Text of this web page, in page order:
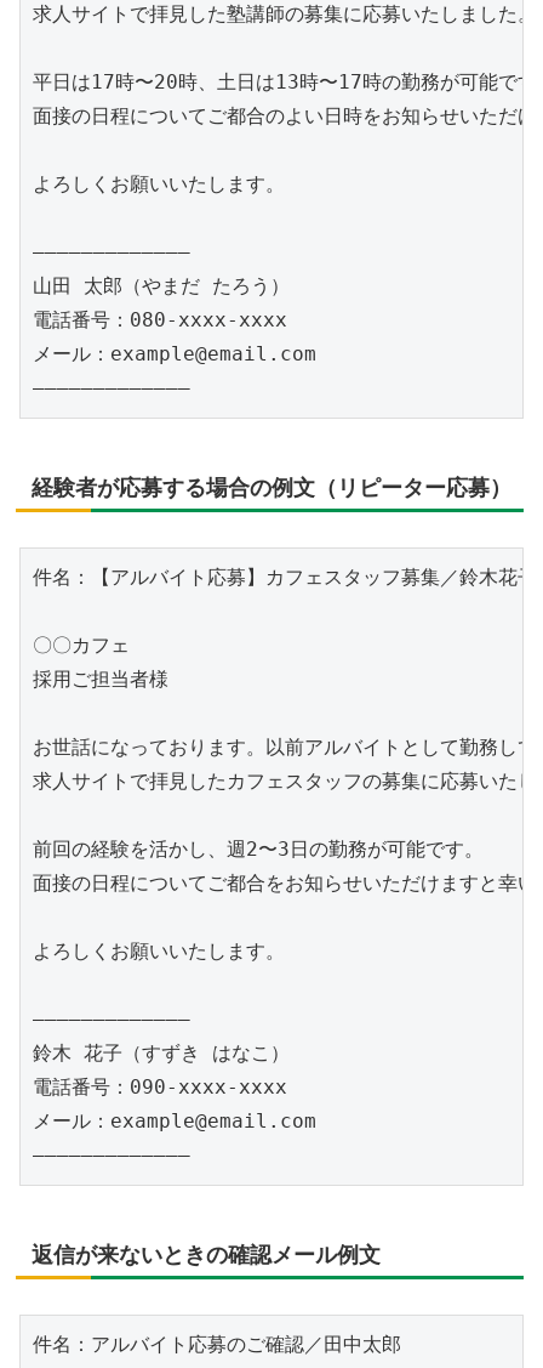
求人サイトで拝見した塾講師の募集に応募いたしました。
平日は17時〜20時、土日は13時〜17時の勤務が可能です
面接の日程についてご都合のよい日時をお知らせいただ
よろしくお願いいたします。
―――――――――――――
山田 太郎（やまだ たろう）
電話番号：080-xxxx-xxxx
メール：example@email.com
経験者が応募する場合の例文（リピーター応募）
件名：【アルバイト応募】カフェスタッフ募集／鈴木花子
〇〇カフェ
採用ご担当者様
お世話になっております。以前アルバイトとして勤務し
求人サイトで拝見したカフェスタッフの募集に応募いたし
前回の経験を活かし、週2〜3日の勤務が可能です。
面接の日程についてご都合をお知らせいただけますと幸い
よろしくお願いいたします。
―――――――――――――
鈴木 花子（すずき はなこ）
電話番号：090-xxxx-xxxx
メール：example@email.com
返信が来ないときの確認メール例文
件名：アルバイト応募のご確認／田中太郎